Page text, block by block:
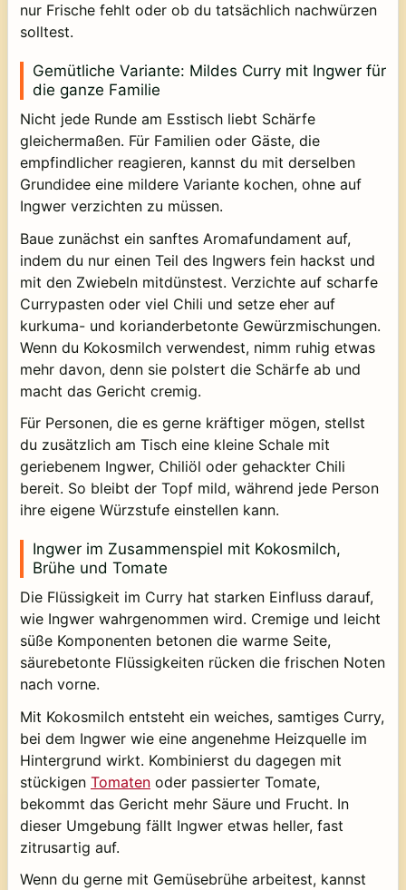
nur Frische fehlt oder ob du tatsächlich nachwürzen
solltest.
Gemütliche Variante: Mildes Curry mit Ingwer für
die ganze Familie
Nicht jede Runde am Esstisch liebt Schärfe
gleichermaßen. Für Familien oder Gäste, die
empfindlicher reagieren, kannst du mit derselben
Grundidee eine mildere Variante kochen, ohne auf
Ingwer verzichten zu müssen.
Baue zunächst ein sanftes Aromafundament auf,
indem du nur einen Teil des Ingwers fein hackst und
mit den Zwiebeln mitdünstest. Verzichte auf scharfe
Currypasten oder viel Chili und setze eher auf
kurkuma- und korianderbetonte Gewürzmischungen.
Wenn du Kokosmilch verwendest, nimm ruhig etwas
mehr davon, denn sie polstert die Schärfe ab und
macht das Gericht cremig.
Für Personen, die es gerne kräftiger mögen, stellst
du zusätzlich am Tisch eine kleine Schale mit
geriebenem Ingwer, Chiliöl oder gehackter Chili
bereit. So bleibt der Topf mild, während jede Person
ihre eigene Würzstufe einstellen kann.
Ingwer im Zusammenspiel mit Kokosmilch,
Brühe und Tomate
Die Flüssigkeit im Curry hat starken Einfluss darauf,
wie Ingwer wahrgenommen wird. Cremige und leicht
süße Komponenten betonen die warme Seite,
säurebetonte Flüssigkeiten rücken die frischen Noten
nach vorne.
Mit Kokosmilch entsteht ein weiches, samtiges Curry,
bei dem Ingwer wie eine angenehme Heizquelle im
Hintergrund wirkt. Kombinierst du dagegen mit
stückigen Tomaten oder passierter Tomate,
bekommt das Gericht mehr Säure und Frucht. In
dieser Umgebung fällt Ingwer etwas heller, fast
zitrusartig auf.
Wenn du gerne mit Gemüsebrühe arbeitest, kannst